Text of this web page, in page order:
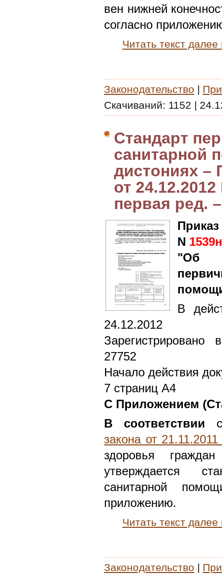
вен нижней
согласно
Читать текст
Законодательство |
Скачиваний: 1152 |
Стандарт
санитарной
дистониях –
от
первая ред.
N 1539н
"Об
В
24.12.2012
27752
Начало действия
7 страниц А4
С Приложением
В соответствии
закона от
здоровья
утверждается
санитарной
приложению.
Читать текст
Законодательство |